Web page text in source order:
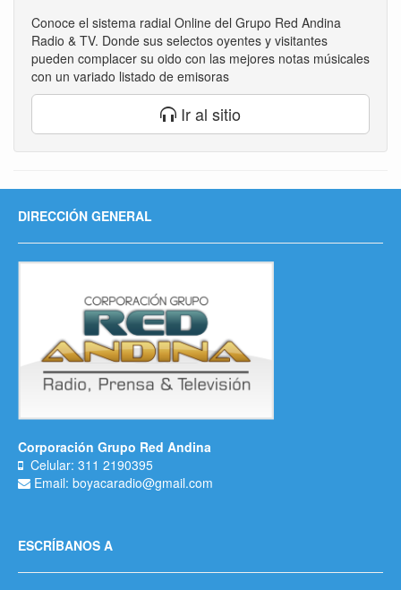
Conoce el sistema radial Online del Grupo Red Andina
Radio & TV. Donde sus selectos oyentes y visitantes
pueden complacer su oido con las mejores notas músicales
con un variado listado de emisoras
Ir al sitio
DIRECCIÓN GENERAL
Corporación Grupo Red Andina
Celular: 311 2190395
Email: boyacaradio@gmail.com
ESCRÍBANOS A